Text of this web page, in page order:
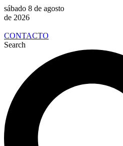
sábado 8 de agosto
de 2026
CONTACTO
Search